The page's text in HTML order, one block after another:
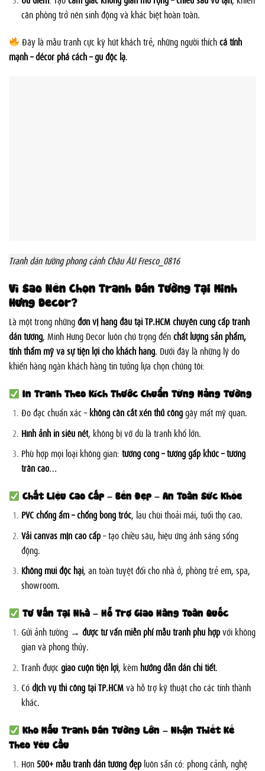
căn phòng trở nên sinh động và khác biệt hoàn toàn.
Đây là mẫu tranh cực kỳ hút khách trẻ, những người thíchcá tính
mạnh – décor phá cách – gu độc lạ.
Tranh dán tường phong cảnh Châu ÂU Fresco_0816
Vì Sao Nên Chọn Tranh Dán Tường Tại Minh
Hưng Decor?
Là một trong nhữngđơn vị hàng đầu tại TP.HCM chuyên cung cấp tranh
dán tường, Minh Hưng Decor luôn chú trọng đếnchất lượng sản phẩm,
tính thẩm mỹ và sự tiện lợi cho khách hàng. Dưới đây là những lý do
khiến hàng ngàn khách hàng tin tưởng lựa chọn chúng tôi:
In Tranh Theo Kích Thước Chuẩn Từng Mảng Tường
Đo đạc chuẩn xác –không cần cắt xén thủ cônggây mất mỹ quan.
Hình ảnh in siêu nét, không bị vỡ dù là tranh khổ lớn.
Phù hợp mọi loại không gian: tường cong – tường gấp khúc – tường
trần cao…
Chất Liệu Cao Cấp – Bền Đẹp – An Toàn Sức Khỏe
PVC chống ẩm – chống bong tróc, lau chùi thoải mái, tuổi thọ cao.
Vải canvas mịn cao cấp– tạo chiều sâu, hiệu ứng ánh sáng sống
động.
Không mùi độc hại, an toàn tuyệt đối cho nhà ở, phòng trẻ em, spa,
showroom.
Tư Vấn Tại Nhà – Hỗ Trợ Giao Hàng Toàn Quốc
Gửi ảnh tường → được tư vấn miễn phí mẫu tranh phù hợpvới không
gian và phong thủy.
Tranh đượcgiao cuộn tiện lợi, kèm hướng dẫn dán chi tiết.
Códịch vụ thi công tại TP.HCMvà hỗ trợ kỹ thuật cho các tỉnh thành
khác.
Kho Mẫu Tranh Dán Tường Lớn – Nhận Thiết Kế
Theo Yêu Cầu
Hơn500+ mẫu tranh dán tường đẹpluôn sẵn có: phong cảnh, nghệ